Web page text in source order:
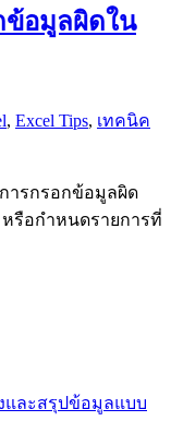
ข้อมูลผิดใน
, Excel Tips, เทคนิค
การกรอกข้อมูลผิด
รือกำหนดรายการที่
งและสรุปข้อมูลแบบ